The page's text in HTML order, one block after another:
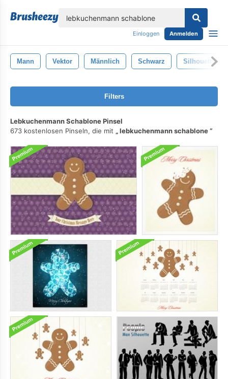
Einloggen Anmelden
Mann Vektor Männlich Schwarz Silhouette
Filters
Lebkuchenmann Schablone Pinsel
673 kostenlosen Pinseln, die mit
lebkuchenmann schablone